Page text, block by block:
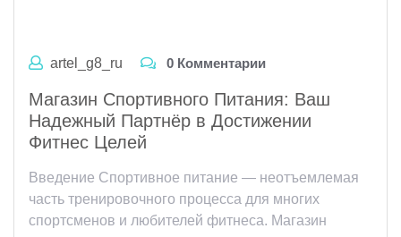
artel_g8_ru 0 Комментарии
Магазин Спортивного Питания: Ваш
Надежный Партнёр в Достижении
Фитнес Целей
Введение Спортивное питание — неотъемлемая
часть тренировочного процесса для многих
спортсменов и любителей фитнеса. Магазин